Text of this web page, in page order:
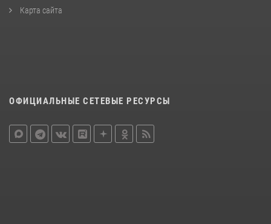
Карта сайта
ОФИЦИАЛЬНЫЕ СЕТЕВЫЕ РЕСУРСЫ